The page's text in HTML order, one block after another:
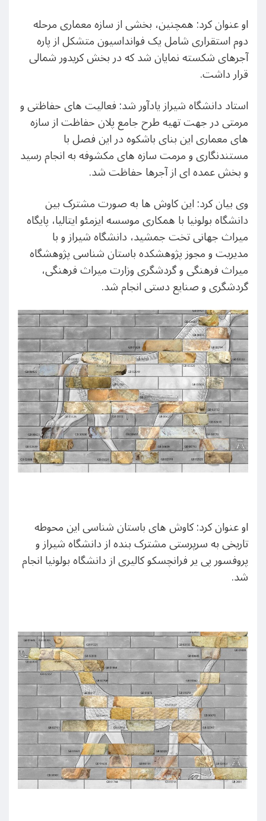
او عنوان کرد: همچنین، بخشی از سازه معماری مرحله
دوم استقراری شامل یک فوانداسیون متشکل از پاره
آجرهای شکسته نمایان شد که در بخش کریدور شمالی
قرار داشت.
استاد دانشگاه شیراز یادآور شد: فعالیت های حفاظتی و
مرمتی در جهت تهیه طرح جامع پلان حفاظت از سازه
های معماری این بنای باشکوه در این فصل با
مستندنگاری و مرمت سازه های مکشوفه به انجام رسید
و بخش عمده ای از آجرها حفاظت شد.
وی بیان کرد: این کاوش ها به صورت مشترک بین
دانشگاه بولونیا با همکاری موسسه ایزمئو ایتالیا، پایگاه
میراث جهانی تخت جمشید، دانشگاه شیراز و با
مدیریت و مجوز پژوهشکده باستان شناسی پژوهشگاه
میراث فرهنگی و گردشگری وزارت میراث فرهنگی،
گردشگری و صنایع دستی انجام شد.
او عنوان کرد: کاوش های باستان شناسی این محوطه
تاریخی به سرپرستی مشترک بنده از دانشگاه شیراز و
پروفسور پی یر فرانچسکو کالیری از دانشگاه بولونیا انجام
شد.